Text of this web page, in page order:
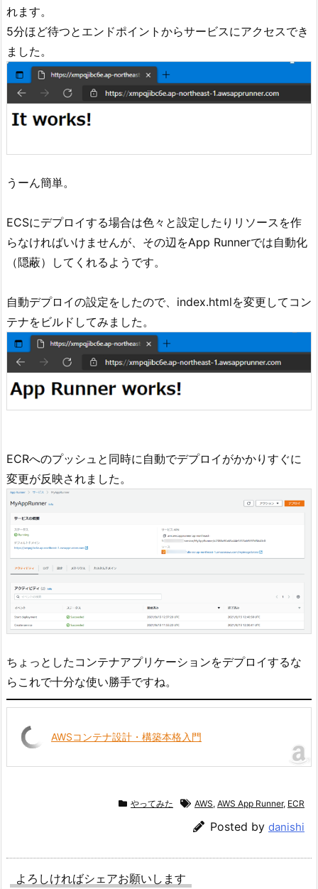
れます。
5分ほど待つとエンドポイントからサービスにアクセスでき
ました。
うーん簡単。
ECSにデプロイする場合は色々と設定したりリソースを作
らなければいけませんが、その辺をApp Runnerでは自動化
（隠蔽）してくれるようです。
自動デプロイの設定をしたので、index.htmlを変更してコン
テナをビルドしてみました。
ECRへのプッシュと同時に自動でデプロイがかかりすぐに
変更が反映されました。
ちょっとしたコンテナアプリケーションをデプロイするな
らこれで十分な使い勝手ですね。
AWSコンテナ設計・構築本格入門
やってみた AWS, AWS App Runner, ECR
Posted by danishi
よろしければシェアお願いします